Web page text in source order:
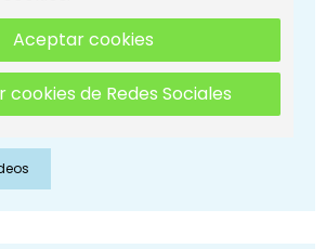
Aceptar cookies
de Redes Sociales